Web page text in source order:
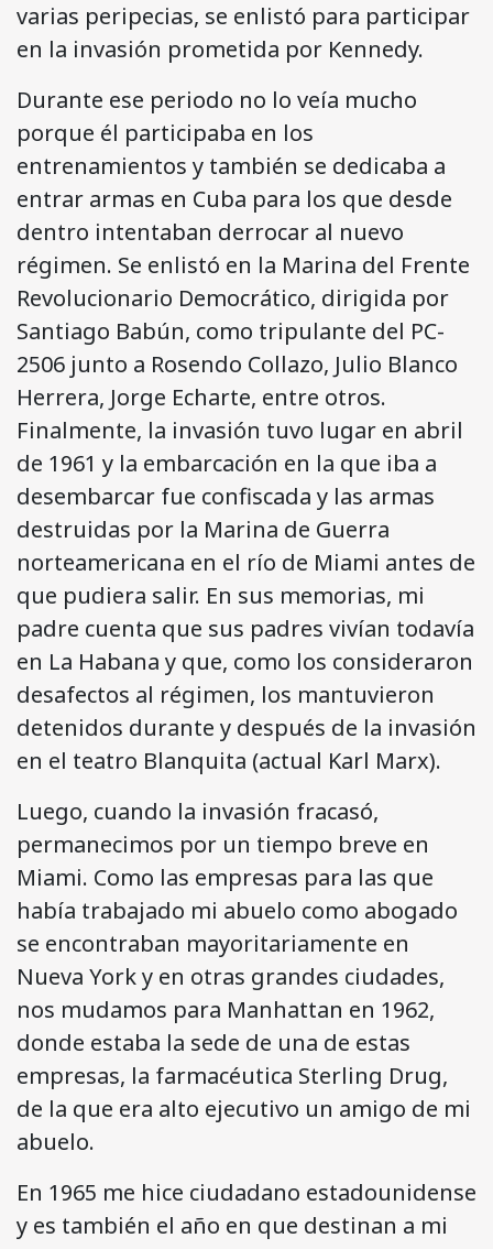
varias peripecias, se enlistó para participar
en la invasión prometida por Kennedy.
Durante ese periodo no lo veía mucho
porque él participaba en los
entrenamientos y también se dedicaba a
entrar armas en Cuba para los que desde
dentro intentaban derrocar al nuevo
régimen. Se enlistó en la Marina del Frente
Revolucionario Democrático, dirigida por
Santiago Babún, como tripulante del PC-
2506 junto a Rosendo Collazo, Julio Blanco
Herrera, Jorge Echarte, entre otros.
Finalmente, la invasión tuvo lugar en abril
de 1961 y la embarcación en la que iba a
desembarcar fue confiscada y las armas
destruidas por la Marina de Guerra
norteamericana en el río de Miami antes de
que pudiera salir. En sus memorias, mi
padre cuenta que sus padres vivían todavía
en La Habana y que, como los consideraron
desafectos al régimen, los mantuvieron
detenidos durante y después de la invasión
en el teatro Blanquita (actual Karl Marx).
Luego, cuando la invasión fracasó,
permanecimos por un tiempo breve en
Miami. Como las empresas para las que
había trabajado mi abuelo como abogado
se encontraban mayoritariamente en
Nueva York y en otras grandes ciudades,
nos mudamos para Manhattan en 1962,
donde estaba la sede de una de estas
empresas, la farmacéutica Sterling Drug,
de la que era alto ejecutivo un amigo de mi
abuelo.
En 1965 me hice ciudadano estadounidense
y es también el año en que destinan a mi